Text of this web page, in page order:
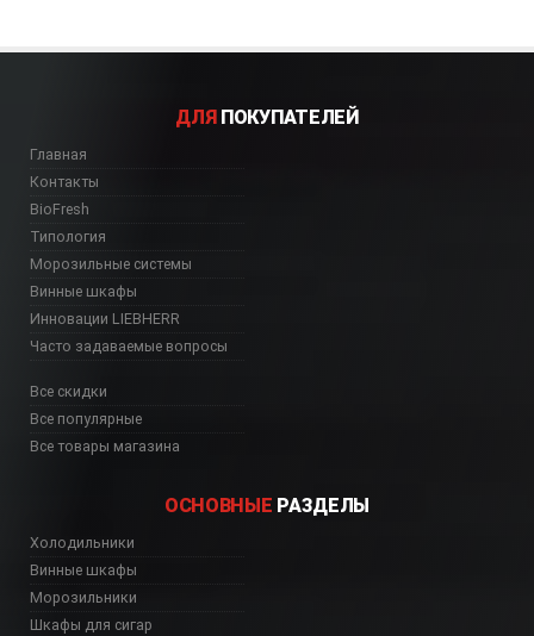
ДЛЯ ПОКУПАТЕЛЕЙ
Главная
Контакты
BioFresh
Типология
Морозильные системы
Винные шкафы
Инновации LIEBHERR
Часто задаваемые вопросы
Все скидки
Все популярные
Все товары магазина
ОСНОВНЫЕ РАЗДЕЛЫ
Холодильники
Винные шкафы
Морозильники
Шкафы для сигар